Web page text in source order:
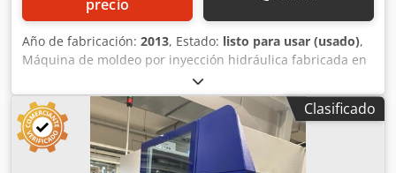
precio
Año de fabricación: 2013, Estado: listo para usar (usado),
Máquina de moldeo por inyección hidráulica fabricada en
2013. Esta Krauss Maffei 35-180 CX cuenta con un tamaño
de plastificación de 180 y un diámetro de husillo de 28
mm. Con 2 unidades disponibles, esta máquina ofrece un
rendimiento fiable para sus necesidades de producción. Si
busca capacidades de procesamiento de plástico de alta
Clasificado